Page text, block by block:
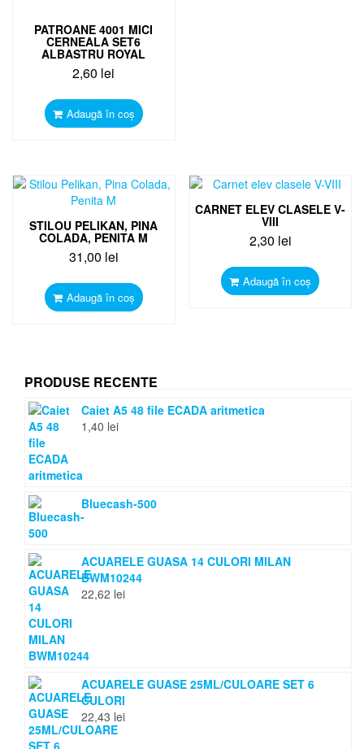
PATROANE 4001 MICI
CERNEALA SET6
ALBASTRU ROYAL
2,60 lei
Adaugă în coș
STILOU PELIKAN, PINA
COLADA, PENITA M
31,00 lei
Adaugă în coș
CARNET ELEV CLASELE V-
VIII
2,30 lei
Adaugă în coș
PRODUSE RECENTE
Caiet A5 48 file ECADA aritmetica
1,40 lei
Bluecash-500
ACUARELE GUASA 14 CULORI MILAN
BWM10244
22,62 lei
ACUARELE GUASE 25ML/CULOARE SET 6
CULORI
22,43 lei